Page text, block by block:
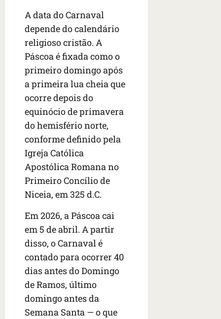
A data do Carnaval
depende do calendário
religioso cristão. A
Páscoa é fixada como o
primeiro domingo após
a primeira lua cheia que
ocorre depois do
equinócio de primavera
do hemisfério norte,
conforme definido pela
Igreja Católica
Apostólica Romana no
Primeiro Concílio de
Niceia, em 325 d.C.
Em 2026, a Páscoa cai
em 5 de abril. A partir
disso, o Carnaval é
contado para ocorrer 40
dias antes do Domingo
de Ramos, último
domingo antes da
Semana Santa — o que